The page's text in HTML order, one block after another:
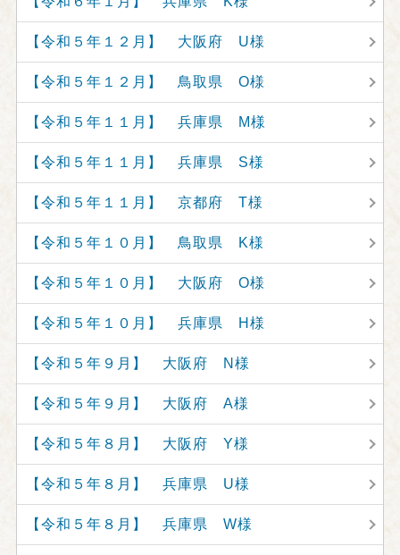
【令和５年１２月】 大阪府 U様
【令和５年１２月】 鳥取県 O様
【令和５年１１月】 兵庫県 M様
【令和５年１１月】 兵庫県 S様
【令和５年１１月】 京都府 T様
【令和５年１０月】 鳥取県 K様
【令和５年１０月】 大阪府 O様
【令和５年１０月】 兵庫県 H様
【令和５年９月】 大阪府 N様
【令和５年９月】 大阪府 A様
【令和５年８月】 大阪府 Y様
【令和５年８月】 兵庫県 U様
【令和５年８月】 兵庫県 W様